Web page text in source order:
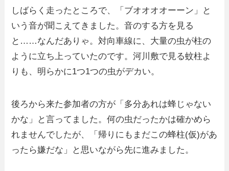
しばらく走ったところで、「ブオオオオーーン」と
いう音が聞こえてきました。音のする方を見る
と……なんだありゃ。対向車線に、大量の虫が柱の
ように立ち上っていたのです。河川敷で見る蚊柱よ
りも、明らかに1つ1つの虫がデカい。
後ろから来た参加者の方が「多分あれは蜂じゃない
かな」と言ってました。何の虫だったかは確かめら
れませんでしたが、「帰りにもまだこの蜂柱(仮)があ
ったら嫌だな」と思いながら先に進みました。